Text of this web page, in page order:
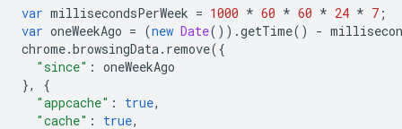
var millisecondsPerWeek = 1000 * 60 * 60 * 24 * 7 ;
var oneWeekAgo = (new Date()).getTime() -
chrome.browsingData. remove({
"since" : oneWeekAgo
},
{
"appcache" : true,
"cache" : true,